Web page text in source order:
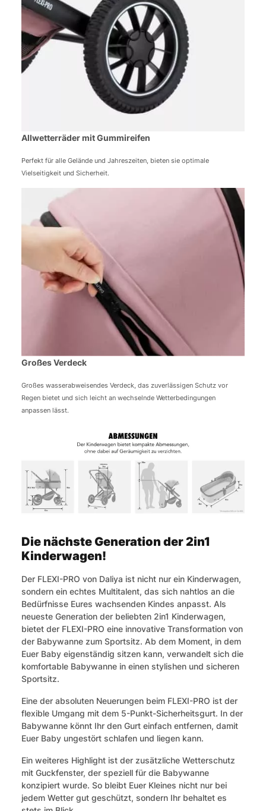
Allwetterräder mit Gummireifen
Perfekt für alle Gelände und Jahreszeiten, bieten sie optimale
Vielseitigkeit und Sicherheit.
Großes Verdeck
Großes wasserabweisendes Verdeck, das zuverlässigen Schutz vor
Regen bietet und sich leicht an wechselnde Wetterbedingungen
anpassen lässt.
Die nächste Generation der 2in1
Kinderwagen!
Der FLEXI-PRO von Daliya ist nicht nur ein Kinderwagen,
sondern ein echtes Multitalent, das sich nahtlos an die
Bedürfnisse Eures wachsenden Kindes anpasst. Als
neueste Generation der beliebten 2in1 Kinderwagen,
bietet der FLEXI-PRO eine innovative Transformation von
der Babywanne zum Sportsitz. Ab dem Moment, in dem
Euer Baby eigenständig sitzen kann, verwandelt sich die
komfortable Babywanne in einen stylishen und sicheren
Sportsitz.
Eine der absoluten Neuerungen beim FLEXI-PRO ist der
flexible Umgang mit dem 5-Punkt-Sicherheitsgurt. In der
Babywanne könnt Ihr den Gurt einfach entfernen, damit
Euer Baby ungestört schlafen und liegen kann.
Ein weiteres Highlight ist der zusätzliche Wetterschutz
mit Guckfenster, der speziell für die Babywanne
konzipiert wurde. So bleibt Euer Kleines nicht nur bei
jedem Wetter gut geschützt, sondern Ihr behaltet es